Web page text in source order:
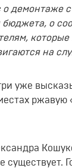
демонтаже
о
на
уже
ржавую
существует.